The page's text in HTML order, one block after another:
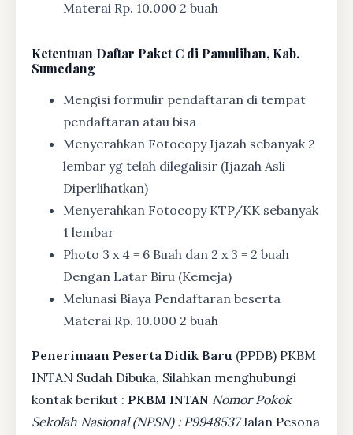
Materai Rp. 10.000 2 buah
Ketentuan Daftar Paket C di Pamulihan, Kab.
Sumedang
Mengisi formulir pendaftaran di tempat
pendaftaran atau bisa
Menyerahkan Fotocopy Ijazah sebanyak 2
lembar yg telah dilegalisir (Ijazah Asli
Diperlihatkan)
Menyerahkan Fotocopy KTP/KK sebanyak
1 lembar
Photo 3 x 4 = 6 Buah dan 2 x 3 = 2 buah
Dengan Latar Biru (Kemeja)
Melunasi Biaya Pendaftaran beserta
Materai Rp. 10.000 2 buah
Penerimaan Peserta Didik Baru (PPDB) PKBM
INTAN Sudah Dibuka, Silahkan menghubungi
kontak berikut : PKBM INTAN Nomor Pokok
Sekolah Nasional (NPSN) : P9948537Jalan Pesona